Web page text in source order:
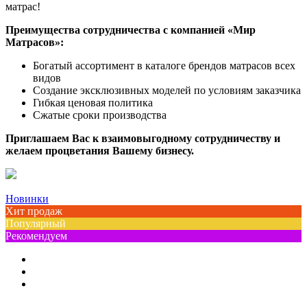
матрас!
Преимущества сотрудничества с компанией «Мир
Матрасов»:
Богатый ассортимент в каталоге брендов матрасов всех
видов
Создание эксклюзивных моделей по условиям заказчика
Гибкая ценовая политика
Сжатые сроки производства
Приглашаем Вас к взаимовыгодному сотрудничеству и
желаем процветания Вашему бизнесу.
Новинки
Хит продаж
Популярный
Рекомендуем